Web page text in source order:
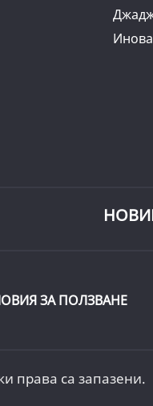
ЗА ПОЛЗВАНЕ
права са запазени.